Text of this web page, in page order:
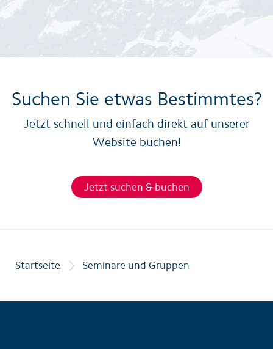
Suchen Sie etwas Bestimmtes?
Jetzt schnell und einfach direkt auf unserer
Website buchen!
Jetzt suchen & buchen
Startseite Seminare und Gruppen